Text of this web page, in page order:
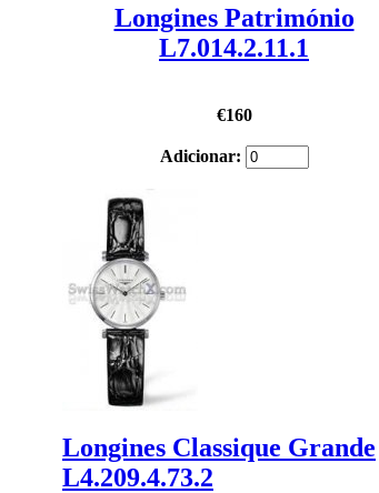
Longines Património
L7.014.2.11.1
€160
Adicionar:
Longines Classique Grande
L4.209.4.73.2